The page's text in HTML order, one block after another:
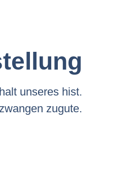
unseres hist.
zugute.